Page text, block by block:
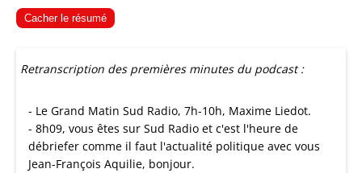
Cacher le résumé
Retranscription des premières minutes du podcast :
- Le Grand Matin Sud Radio, 7h-10h, Maxime Liedot.
- 8h09, vous êtes sur Sud Radio et c'est l'heure de
débriefer comme il faut l'actualité politique avec vous
Jean-François Aquilie, bonjour.